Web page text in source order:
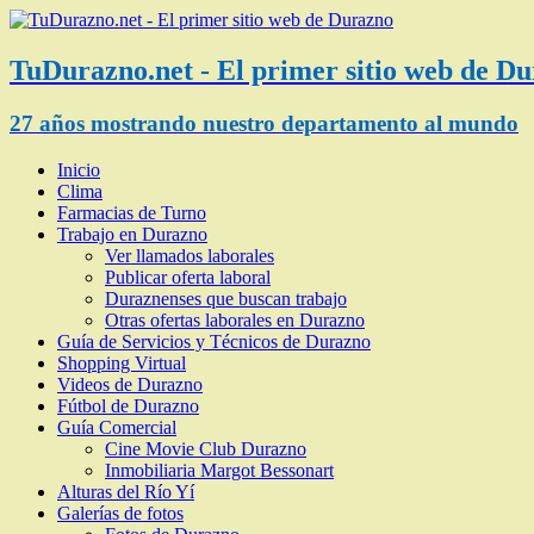
TuDurazno.net - El primer sitio web de
27 años mostrando nuestro departamento al mundo
Inicio
Clima
Farmacias de Turno
Trabajo en Durazno
Ver llamados laborales
Publicar oferta laboral
Duraznenses que buscan trabajo
Otras ofertas laborales en Durazno
Guía de Servicios y Técnicos de Durazno
Shopping Virtual
Videos de Durazno
Fútbol de Durazno
Guía Comercial
Cine Movie Club Durazno
Inmobiliaria Margot Bessonart
Alturas del Río Yí
Galerías de fotos